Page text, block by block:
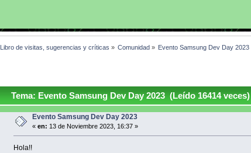
Libro de visitas, sugerencias y críticas » Comunidad» Evento Samsung Dev Day 2023
Tema: Evento Samsung Dev Day 2023 (Leído 16414 veces)
Evento Samsung Dev Day 2023
« en: 13 de Noviembre 2023, 16:37 »
Hola!!